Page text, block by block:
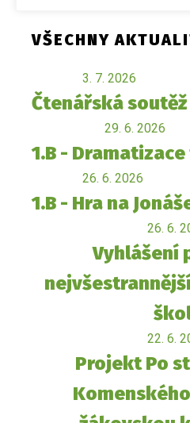
VŠECHNY
3. 7. 2026
Čtenářská soutěž
29. 6. 2026
1.B -
26. 6. 2026
1.B - Hra na
26. 6.
Vyhlášení
22. 6.
Projekt Po